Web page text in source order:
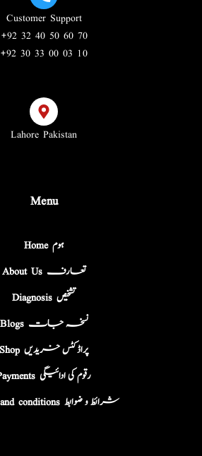
Customer Support
+92 32 40 50 60 70
+92 30 33 00 03 10
Lahore Pakistan
Menu
Home ہوم
About Us تعارف
Diagnosis تشخیص
Blogs نسخہ جات
Shop پراڈکٹس خریدیں
Payments رقوم کی ادائیگی
Terms and conditions شرائط و ضوابط